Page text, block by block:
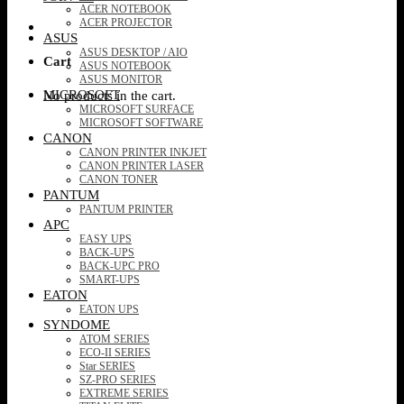
Cart
No products in the cart.
ACER NOTEBOOK
ACER PROJECTOR
ASUS
ASUS DESKTOP / AIO
ASUS NOTEBOOK
ASUS MONITOR
MICROSOFT
MICROSOFT SURFACE
MICROSOFT SOFTWARE
CANON
CANON PRINTER INKJET
CANON PRINTER LASER
CANON TONER
PANTUM
PANTUM PRINTER
APC
EASY UPS
BACK-UPS
BACK-UPC PRO
SMART-UPS
EATON
EATON UPS
SYNDOME
ATOM SERIES
ECO-II SERIES
Star SERIES
SZ-PRO SERIES
EXTREME SERIES